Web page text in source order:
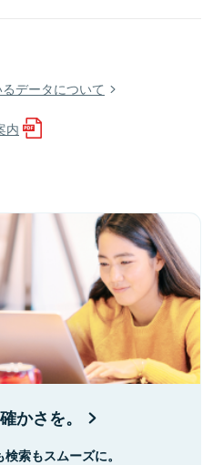
データについて
内
かさを。
索もスムーズに。